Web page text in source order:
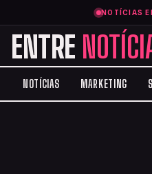
NOTÍCIAS
ENTRE
NOTÍCIAS MARKETING